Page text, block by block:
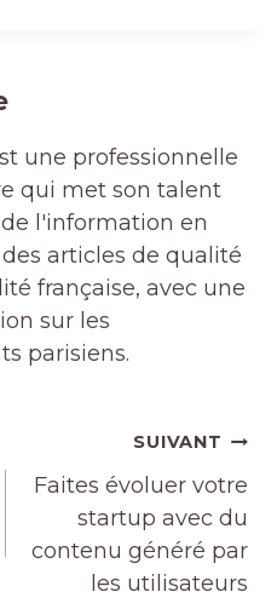
une professionnelle
qui met son talent
l'information en
articles de qualité
française, avec une
sur les
parisiens.
SUIVANT
Faites évoluer votre
startup avec du
contenu généré par
les utilisateurs